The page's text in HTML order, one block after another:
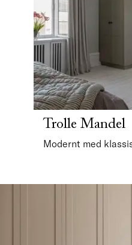
Trolle Mandel
Modernt med